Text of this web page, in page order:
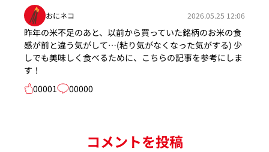
おにネコ 2026.05.25 12:06
昨年の米不足のあと、以前から買っていた銘柄のお米の食
感が前と違う気がして…(粘り気がなくなった気がする) 少
しでも美味しく食べるために、こちらの記事を参考にしま
す！
00001
00000
コメントを投稿